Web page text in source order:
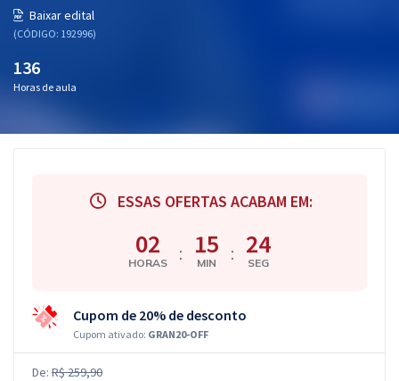
Baixar edital
(CÓDIGO: 192996)
136
Horas de aula
ESSAS OFERTAS ACABAM EM:
02
HORAS : 15
MIN : 23
SEG
Cupom de 20% de desconto
Cupom ativado: GRAN20-OFF
De: R$ 259,90